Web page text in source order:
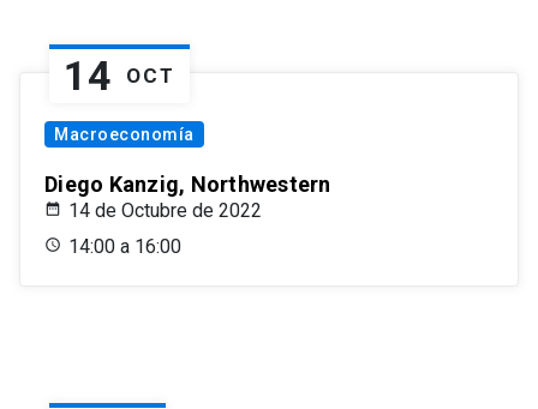
14 OCT
Macroeconomía
Diego Kanzig, Northwestern
14 de Octubre de 2022
14:00 a 16:00